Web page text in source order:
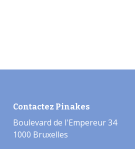
Contactez Pinakes
Boulevard de l'Empereur 34
1000 Bruxelles